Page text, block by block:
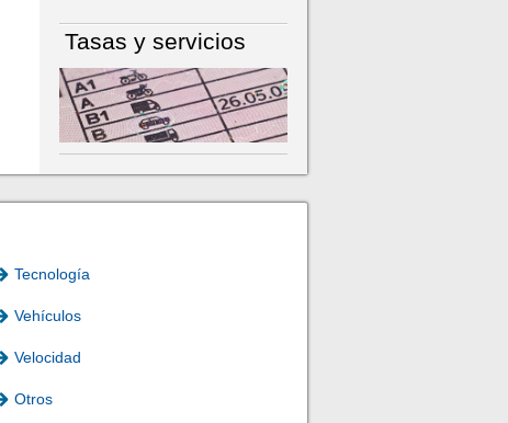
Tasas y servicios
Tecnología
Vehículos
Velocidad
Otros